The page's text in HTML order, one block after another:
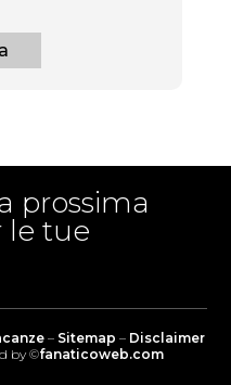
prossima
le tue
– Sitemap – Disclaimer
by ©fanaticoweb.com